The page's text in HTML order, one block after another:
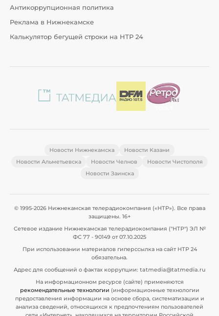
Антикоррупционная политика
Реклама в Нижнекамске
Калькулятор бегущей строки на НТР 24
Новости Нижнекамска
Новости Казани
Новости Альметьевска
Новости Челнов
Новости Чистополя
Новости Заинска
© 1995-2026 Нижнекамская телерадиокомпания («НТР»). Все права
защищены. 16+
Сетевое издание Нижнекамская телерадиокомпания ("НТР") ЭЛ №
ФС 77 - 90149 от 07.10.2025
При использовании материалов гиперссылка на сайт НТР 24
обязательна.
Адрес для сообщений о фактах коррупции: tatmedia@tatmedia.ru
На информационном ресурсе (сайте) применяются
рекомендательные технологии (информационные технологии
предоставления информации на основе сбора, систематизации и
анализа сведений, относящихся к предпочтениям пользователей